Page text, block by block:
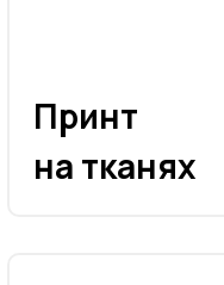
Принт
на тканях